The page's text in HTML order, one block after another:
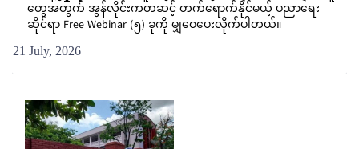
တွေအတွက် အွန်လိုင်းကတဆင့် တက်ရောက်နိုင်မယ့် ပညာရေး
ဆိုင်ရာ Free Webinar (၅) ခုကို မျှဝေပေးလိုက်ပါတယ်။
21 July, 2026